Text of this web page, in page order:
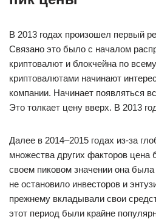
В 2013 годах произошел первый
Связано это было с началом
криптовалют и блокчейна по
криптовалютами начинают
компании. Начинает появляться
Это толкает цену вверх. В 2013
Далее в 2014–2015 годах из-за
множества других факторов цена
своем пиковом значении она
не остановило инвесторов и
прежнему вкладывали свои
этот период были крайне